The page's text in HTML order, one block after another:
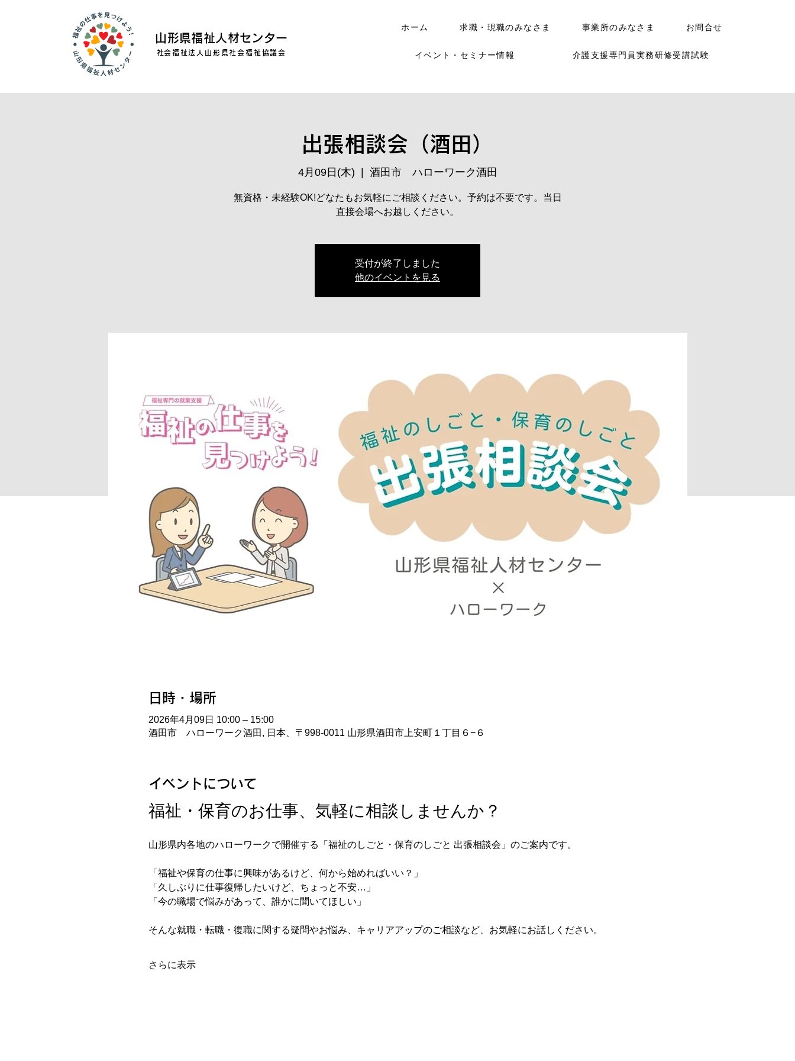
山形県福祉人材センター
​社会福祉法人山形県社会福祉協議会
ホーム 求職・現職のみなさま 事業所のみなさま お問合せ
イベント・セミナー情報 介護支援専門員実務研修受講試験
出張相談会（酒田）
4月09日(木) 酒田市 ハローワーク酒田
無資格・未経験OK!どなたもお気軽にご相談ください。予約は不要です。当日
直接会場へお越しください。
受付が終了しました
他のイベントを見る
日時・場所
2026年4月09日 10:00 – 15:00
酒田市 ハローワーク酒田, 日本、〒998-0011 山形県酒田市上安町１丁目６−６
イベントについて
福祉・保育のお仕事、気軽に相談しませんか？
山形県内各地のハローワークで開催する「福祉のしごと・保育のしごと 出張相談会」のご案内です。
「福祉や保育の仕事に興味があるけど、何から始めればいい？」
「久しぶりに仕事復帰したいけど、ちょっと不安…」
「今の職場で悩みがあって、誰かに聞いてほしい」
そんな就職・転職・復職に関する疑問やお悩み、キャリアアップのご相談など、お気軽にお話しください。
さらに表示